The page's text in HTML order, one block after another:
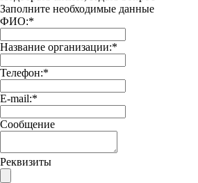
Заполните необходимые данные
ФИО:*
Название организации:*
Телефон:*
E-mail:*
Сообщение
Реквизиты